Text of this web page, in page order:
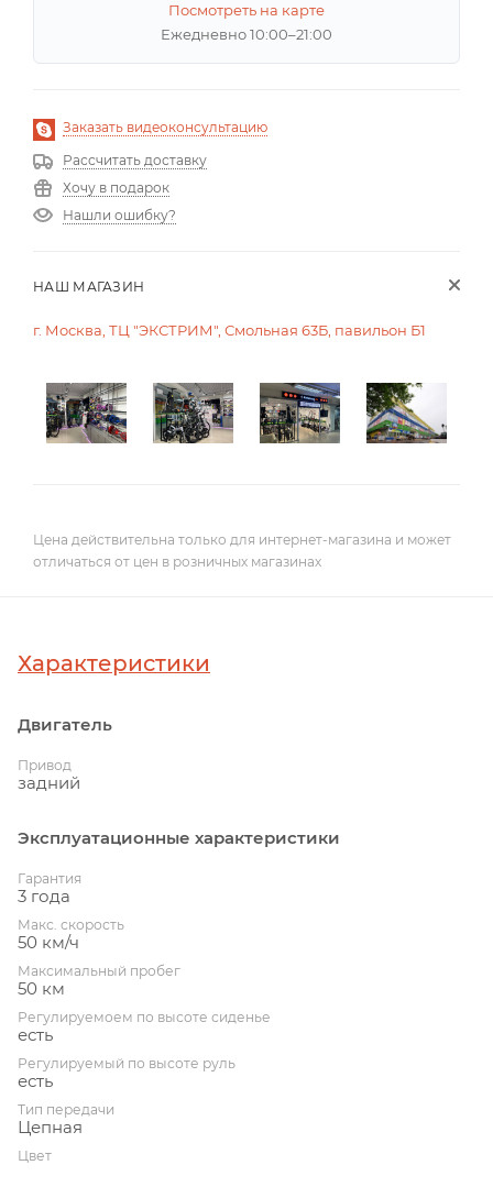
Посмотреть на карте
Ежедневно 10:00–21:00
Заказать видеоконсультацию
Рассчитать доставку
Хочу в подарок
Нашли ошибку?
НАШ МАГАЗИН
г. Москва, ТЦ "ЭКСТРИМ", Смольная 63Б, павильон Б1
Цена действительна только для интернет-магазина и может
отличаться от цен в розничных магазинах
Характеристики
Двигатель
Привод
задний
Эксплуатационные характеристики
Гарантия
3 года
Макс. скорость
50 км/ч
Максимальный пробег
50 км
Регулируемоем по высоте сиденье
есть
Регулируемый по высоте руль
есть
Тип передачи
Цепная
Цвет